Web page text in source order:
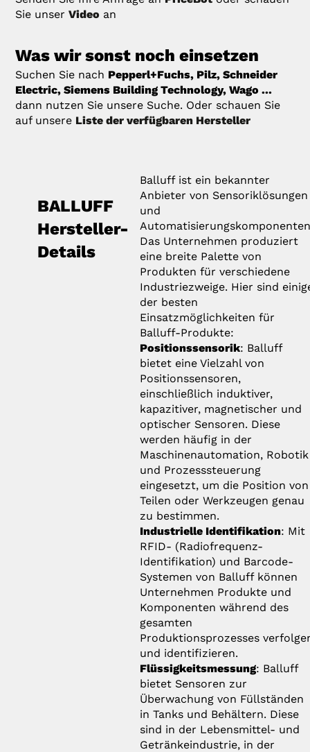
Sie unserVideo an
Was wir sonst noch einsetzen
Suchen Sie nach Pepperl+Fuchs, Pilz, Schneider
Electric, Siemens Building Technology, Wago ...
dann nutzen Sie unsere Suche. Oder schauen Sie
auf unsere Liste der verfügbaren Hersteller
BALLUFF
Hersteller-
Details
Balluff ist ein bekannter
Anbieter von Sensoriklösungen
und
Das Unternehmen produziert
eine breite Palette von
Produkten für verschiedene
Industriezweige. Hier sind
der besten
Einsatzmöglichkeiten für
Balluff-Produkte:
Positionssensorik: Balluff
bietet eine Vielzahl von
Positionssensoren,
einschließlich induktiver,
kapazitiver, magnetischer und
optischer Sensoren. Diese
werden häufig in der
Maschinenautomation, Robotik
und Prozesssteuerung
eingesetzt, um die Position von
Teilen oder Werkzeugen genau
zu bestimmen.
Industrielle Identifikation: Mit
RFID- (Radiofrequenz-
Identifikation) und Barcode-
Systemen von Balluff können
Unternehmen Produkte und
Komponenten während des
gesamten
Produktionsprozesses
und identifizieren.
Flüssigkeitsmessung: Balluff
bietet Sensoren zur
Überwachung von Füllständen
in Tanks und Behältern. Diese
sind in der Lebensmittel- und
Getränkeindustrie, in der